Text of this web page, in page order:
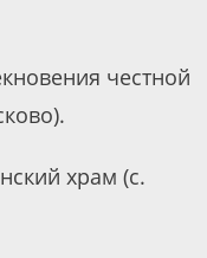
честной
храм (с.